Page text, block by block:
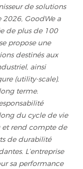
de solutions
GoodWe a
de plus de 100
propose une
destinés aux
ainsi
(utility-scale),
terme.
du cycle de vie
et rend compte de
de durabilité
L’entreprise
sa performance